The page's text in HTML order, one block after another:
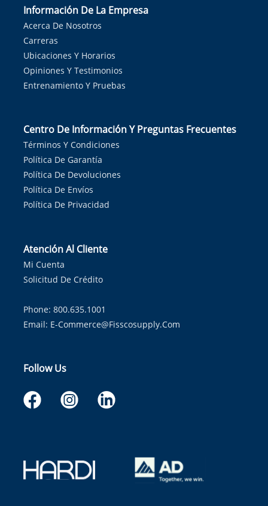
Información De La Empresa
Acerca De Nosotros
Carreras
Ubicaciones Y Horarios
Opiniones Y Testimonios
Entrenamiento Y Pruebas
Centro De Información Y Preguntas Frecuentes
Términos Y Condiciones
Política De Garantía
Política De Devoluciones
Política De Envíos
Política De Privacidad
Atención Al Cliente
Mi Cuenta
Solicitud De Crédito
Phone: 800.635.1001
Email: E-Commerce@fisscosupply.com
Follow Us